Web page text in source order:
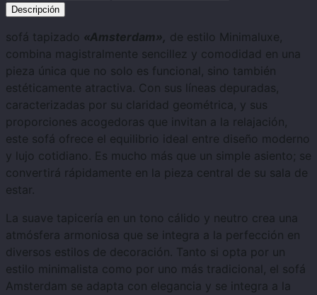
Descripción
sofá tapizado «Amsterdam», de estilo Minimaluxe,
combina magistralmente sencillez y comodidad en una
pieza única que no solo es funcional, sino también
estéticamente atractiva. Con sus líneas depuradas,
caracterizadas por su claridad geométrica, y sus
proporciones acogedoras que invitan a la relajación,
este sofá ofrece el equilibrio ideal entre diseño moderno
y lujo cotidiano. Es mucho más que un simple asiento; se
convertirá rápidamente en la pieza central de su sala de
estar.
La suave tapicería en un tono cálido y neutro crea una
atmósfera armoniosa que se integra a la perfección en
diversos estilos de decoración. Tanto si opta por un
estilo minimalista como por uno más tradicional, el sofá
Amsterdam se adapta con elegancia y se integra a la